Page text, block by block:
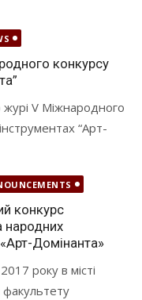
конкурсу
V Міжнародного
“Арт-
конкурс
народних
Домінанта»
року в місті
факультету